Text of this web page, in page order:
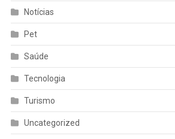
Notícias
Pet
Saúde
Tecnologia
Turismo
Uncategorized